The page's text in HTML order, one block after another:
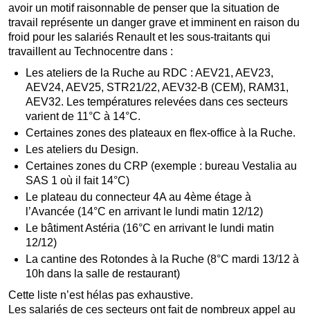
avoir un motif raisonnable de penser que la situation de
travail représente un danger grave et imminent en raison du
froid pour les salariés Renault et les sous-traitants qui
travaillent au Technocentre dans :
Les ateliers de la Ruche au RDC : AEV21, AEV23,
AEV24, AEV25, STR21/22, AEV32-B (CEM), RAM31,
AEV32. Les températures relevées dans ces secteurs
varient de 11°C à 14°C.
Certaines zones des plateaux en flex-office à la Ruche.
Les ateliers du Design.
Certaines zones du CRP (exemple : bureau Vestalia au
SAS 1 où il fait 14°C)
Le plateau du connecteur 4A au 4ème étage à
l’Avancée (14°C en arrivant le lundi matin 12/12)
Le bâtiment Astéria (16°C en arrivant le lundi matin
12/12)
La cantine des Rotondes à la Ruche (8°C mardi 13/12 à
10h dans la salle de restaurant)
Cette liste n’est hélas pas exhaustive.
Les salariés de ces secteurs ont fait de nombreux appel au